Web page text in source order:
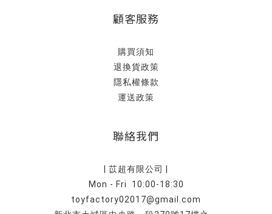
顧客服務
購買須知
退換貨政策
隱私權條款
運送政策
聯絡我們
| 苡超有限公司 |
Mon - Fri 10:00-18:30
toyfactory02017@gmail.com